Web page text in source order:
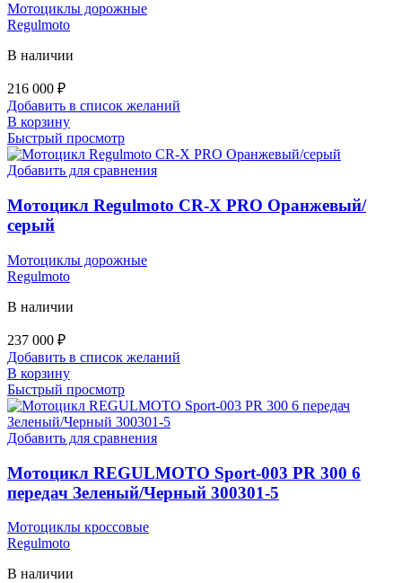
Мотоциклы дорожные
Regulmoto
В наличии
216 000 ₽
Добавить в список желаний
В корзину
Быстрый просмотр
Добавить для сравнения
Мотоцикл Regulmoto CR-X PRO Оранжевый/
серый
Мотоциклы дорожные
Regulmoto
В наличии
237 000 ₽
Добавить в список желаний
В корзину
Быстрый просмотр
Добавить для сравнения
Мотоцикл REGULMOTO Sport-003 PR 300 6
передач Зеленый/Черный 300301-5
Мотоциклы кроссовые
Regulmoto
В наличии